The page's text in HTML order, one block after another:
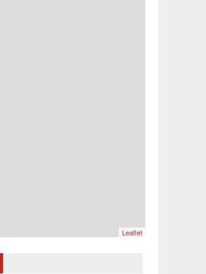
Leaflet